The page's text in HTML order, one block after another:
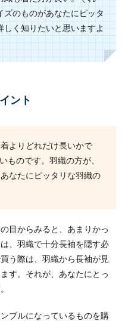
ズのものがあなたにピッタ
しく知りたいと思いますよ
ント
よりどれだけ長いかで
ものです。羽織の方が、
なたにピッタリな羽織の
目からみると、あまりかっ
、羽織で十分長袖を隠す必
う際は、羽織から長袖が見
す。それが、あなたにとっ
ブルになっているものを購